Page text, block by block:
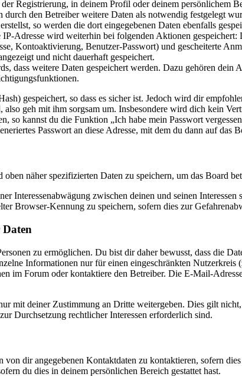
Registrierung, in deinem Profil oder deinem persönlichem
den Betreiber weitere Daten als notwendig festgelegt
so werden die dort eingegebenen Daten ebenfalls
Adresse wird weiterhin bei folgenden Aktionen
Kontoaktivierung, Benutzer-Passwort) und gescheiterte
und nicht dauerhaft gespeichert.
dass weitere Daten gespeichert werden. Dazu gehören
gespeichert, so dass es sicher ist. Jedoch wird dir
geh mit ihm sorgsam um. Insbesondere wird dich kein
so kannst du die Funktion „Ich habe mein Passwort
Passwort an diese Adresse, mit dem du dann auf das
näher spezifizierten Daten zu speichern, um das Board
Interessenabwägung zwischen deinen und seinen
Browser-Kennung zu speichern, sofern dies zur
Daten
zu ermöglichen. Du bist dir daher bewusst, dass die
Informationen nur für einen eingeschränkten
im Forum oder kontaktiere den Betreiber. Die E-Mail-
mit deiner Zustimmung an Dritte weitergeben. Dies gilt
Durchsetzung rechtlicher Interessen erforderlich sind.
von dir angegebenen Kontaktdaten zu kontaktieren, sofern
du dies in deinem persönlichen Bereich gestattet hast.